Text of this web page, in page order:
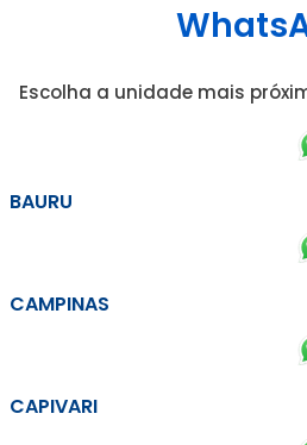
Escolha a unidade mais
BAURU
CAMPINAS
CAPIVARI